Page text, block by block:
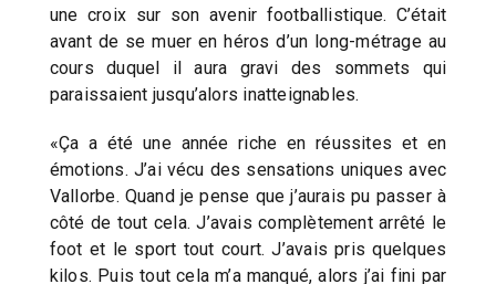
une croix sur son avenir footballistique. C’était
avant de se muer en héros d’un long-métrage au
cours duquel il aura gravi des sommets qui
paraissaient jusqu’alors inatteignables.
«Ça a été une année riche en réussites et en
émotions. J’ai vécu des sensations uniques avec
Vallorbe. Quand je pense que j’aurais pu passer à
côté de tout cela. J’avais complètement arrêté le
foot et le sport tout court. J’avais pris quelques
kilos. Puis tout cela m’a manqué, alors j’ai fini par